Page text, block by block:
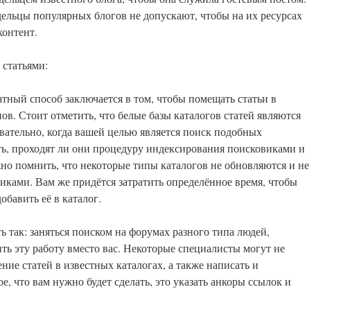
популярных блогов не допускают, чтобы на их ресурсах
способ заключается в том, чтобы помещать статьи в
Стоит отметить, что белые базы каталогов статей являются
когда вашей целью является поиск подобных
проходят ли они процедуру индексирования поисковиками и
помнить, что некоторые типы каталогов не обновляются и не
Вам же придётся затратить определённое время, чтобы
её в каталог.
заняться поиском на форумах разного типа людей,
эту работу вместо вас. Некоторые специалисты могут не
статей в известных каталогах, а также написать и
что вам нужно будет сделать, это указать анкоры ссылок и